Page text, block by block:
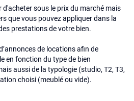
d'acheter sous le prix du marché mais
que vous pouvez appliquer dans la
prestations de votre bien.
de locations afin de
en fonction du type de bien
aussi de la typologie (studio, T2, T3,
choisi (meublé ou vide).